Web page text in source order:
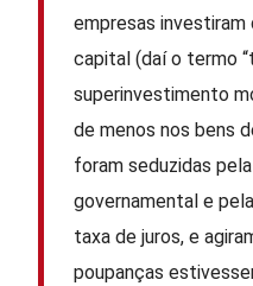
empresas investiram
capital (daí o termo
superinvestimento
de menos nos bens
foram seduzidas
governamental e
taxa de juros, e
poupanças